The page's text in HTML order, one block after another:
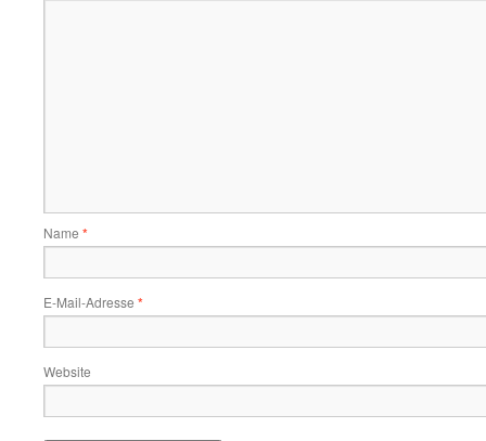
Name *
E-Mail-Adresse *
Website